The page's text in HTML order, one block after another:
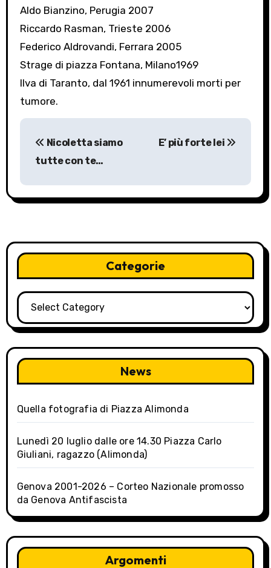
Aldo Bianzino, Perugia 2007
Riccardo Rasman, Trieste 2006
Federico Aldrovandi, Ferrara 2005
Strage di piazza Fontana, Milano1969
Ilva di Taranto, dal 1961 innumerevoli morti per
tumore.
P
s
t
a
v
i
g
a
t
i
o
n
Nicoletta siamo
tutte con te…
E’ più forte lei
Categorie
Categorie
News
Quella fotografia di Piazza Alimonda
Lunedì 20 luglio dalle ore 14.30 Piazza Carlo
Giuliani, ragazzo (Alimonda)
Genova 2001-2026 – Corteo Nazionale promosso
da Genova Antifascista
Argomenti